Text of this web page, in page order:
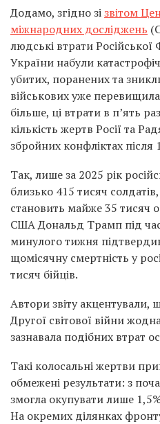
Додамо, згідно зізвітом
міжнародних досліджень
людські втрати Російської
України набули
убитих, поранених та
військових уже
більше, ці втрати в п’ять
кількість жертв Росії та
збройних конфліктах після
Так, лише за 2025 рік
близько 415 тисяч
становить майже 35 тисяч
США Дональд Трамп під
минулого тижня
щомісячну смертність у
тисяч бійців.
Автори звіту
Другої світової війни
зазнавала подібних втрат
Такі колосальні жертви
обмежені результати: з
змогла окупувати лише
На окремих ділянках